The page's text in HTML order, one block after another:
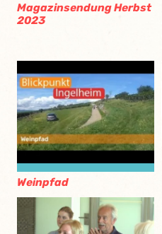
Magazinsendung Herbst
2023
Weinpfad